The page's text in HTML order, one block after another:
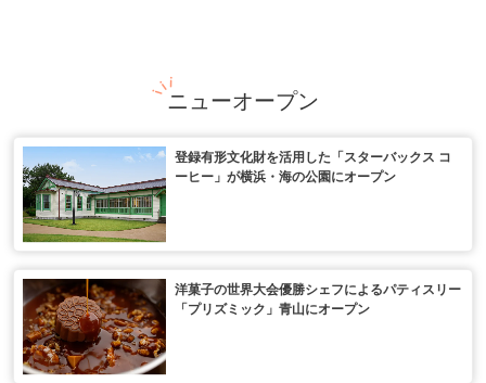
ニューオープン
登録有形文化財を活用した「スターバックス コ
ーヒー」が横浜・海の公園にオープン
洋菓子の世界大会優勝シェフによるパティスリー
「プリズミック」青山にオープン